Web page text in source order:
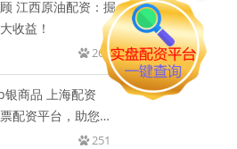
江西原油配资：掘
收益！
268
商品 上海配资
配资平台，助您财
251